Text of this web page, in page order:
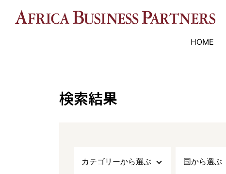
HOME
検索結果
カテゴリーから選ぶ 国から選ぶ